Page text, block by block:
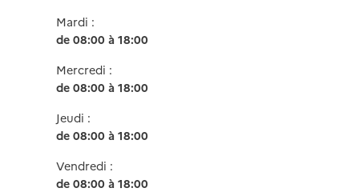
Mardi :
de 08:00 à 18:00
Mercredi :
de 08:00 à 18:00
Jeudi :
de 08:00 à 18:00
Vendredi :
de 08:00 à 18:00